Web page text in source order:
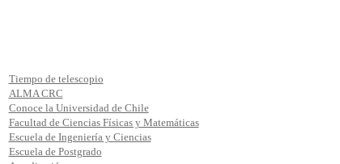
Tiempo de telescopio
ALMA CRC
Conoce la Universidad de Chile
Facultad de Ciencias Físicas y Matemáticas
Escuela de Ingeniería y Ciencias
Escuela de Postgrado